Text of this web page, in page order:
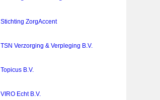
Stichting ZorgAccent
TSN Verzorging & Verpleging B.V.
Topicus B.V.
VIRO Echt B.V.